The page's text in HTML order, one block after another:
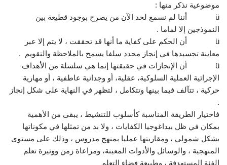
موضوعية نذكر منها :
ü أننا لم نسمع لحد الآن من يصرح بوجود قطيعة بين
النموذجين إلا لماما .
ü أن الحكم على كفاية ما أنها قد تحققت ، لا يتم إلا عبر
معاينة تجسيدها في إنجاز محدد سلفا يسمح بالملاحظة والتقويم .
ü أن الإنجازات في حقيقتها إنما هي سلسلة من الأهداف
الإجرائية العملية السلوكية، عقلية، أو وجدانية عاطفية ، أو مهارية
حركية ، تتآلف فيما بينها وتتكامل ، لتظهر في النهاية على شكل إنجاز
.
فاختيار الطريقة المناسبة كأسلوب للتنشيط ، يبقى من الأهمية
بمكان في ظل بيداغوجيا الكفايات ، ولا بد من تمثلها في مكوناتها
بشكل شمولي ، ومقاربتها عمليا بمنهج مدروس ، وذلك على مستوى
المنهجية ، والوسائل والأدوات المعينة، ومراعاة زمن ووثيرة تعلم
الفئة المستهدفة ، وطبيعة فضاء التعلم